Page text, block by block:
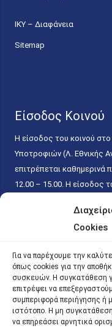
Cookies
Για να παρέχουμε την
όπως cookies για την
συσκευών. Η συγκατάθεση
επιτρέψει να
συμπεριφορά περιήγησης ή
ιστότοπο. Η μη
να επηρεάσει αρνητικά
ΙΚΥ – Διαφάνεια
Sitemap
Είσοδος Κοινού
Η είσοδος του κοινού
Υποτροφιών (Λ. Εθνικής
επιτρέπεται καθημερινά
12.00 – 15.00. Η είσοδος
κάθε εργάσιμη ημέρα
περιορισμό. Η είσοδος
15.00. Η εξυπηρέτηση του
παγίων ισχυουσών
εντός του εσωτερικού
κοινού, η εξυπηρέτησή
προγραμματισμένου